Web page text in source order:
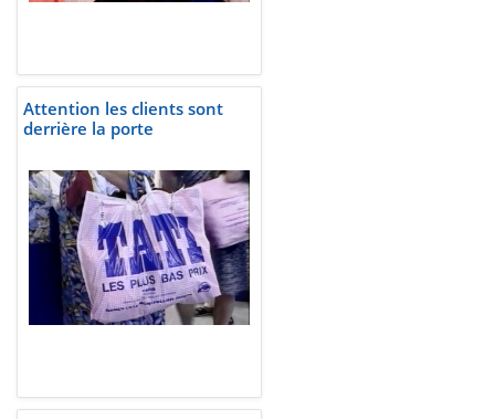
Attention les clients sont
derrière la porte